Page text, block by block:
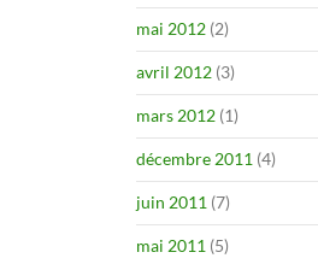
mai 2012 (2)
avril 2012 (3)
mars 2012 (1)
décembre 2011 (4)
juin 2011 (7)
mai 2011 (5)